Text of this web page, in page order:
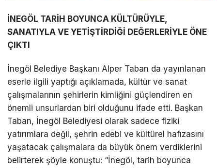
İNEGÖL TARİH BOYUNCA KÜLTÜRÜYLE,
SANATIYLA VE YETİŞTİRDİĞİ DEĞERLERİYLE ÖNE
ÇIKTI
İnegöl Belediye Başkanı Alper Taban da yayınlanan
eserle ilgili yaptığı açıklamada, kültür ve sanat
çalışmalarının şehirlerin kimliğini güçlendiren en
önemli unsurlardan biri olduğunu ifade etti. Başkan
Taban, İnegöl Belediyesi olarak sadece fiziki
yatırımlara değil, şehrin edebi ve kültürel hafızasını
yaşatacak çalışmalara da büyük önem verdiklerini
belirterek şöyle konuştu: “İnegöl, tarih boyunca